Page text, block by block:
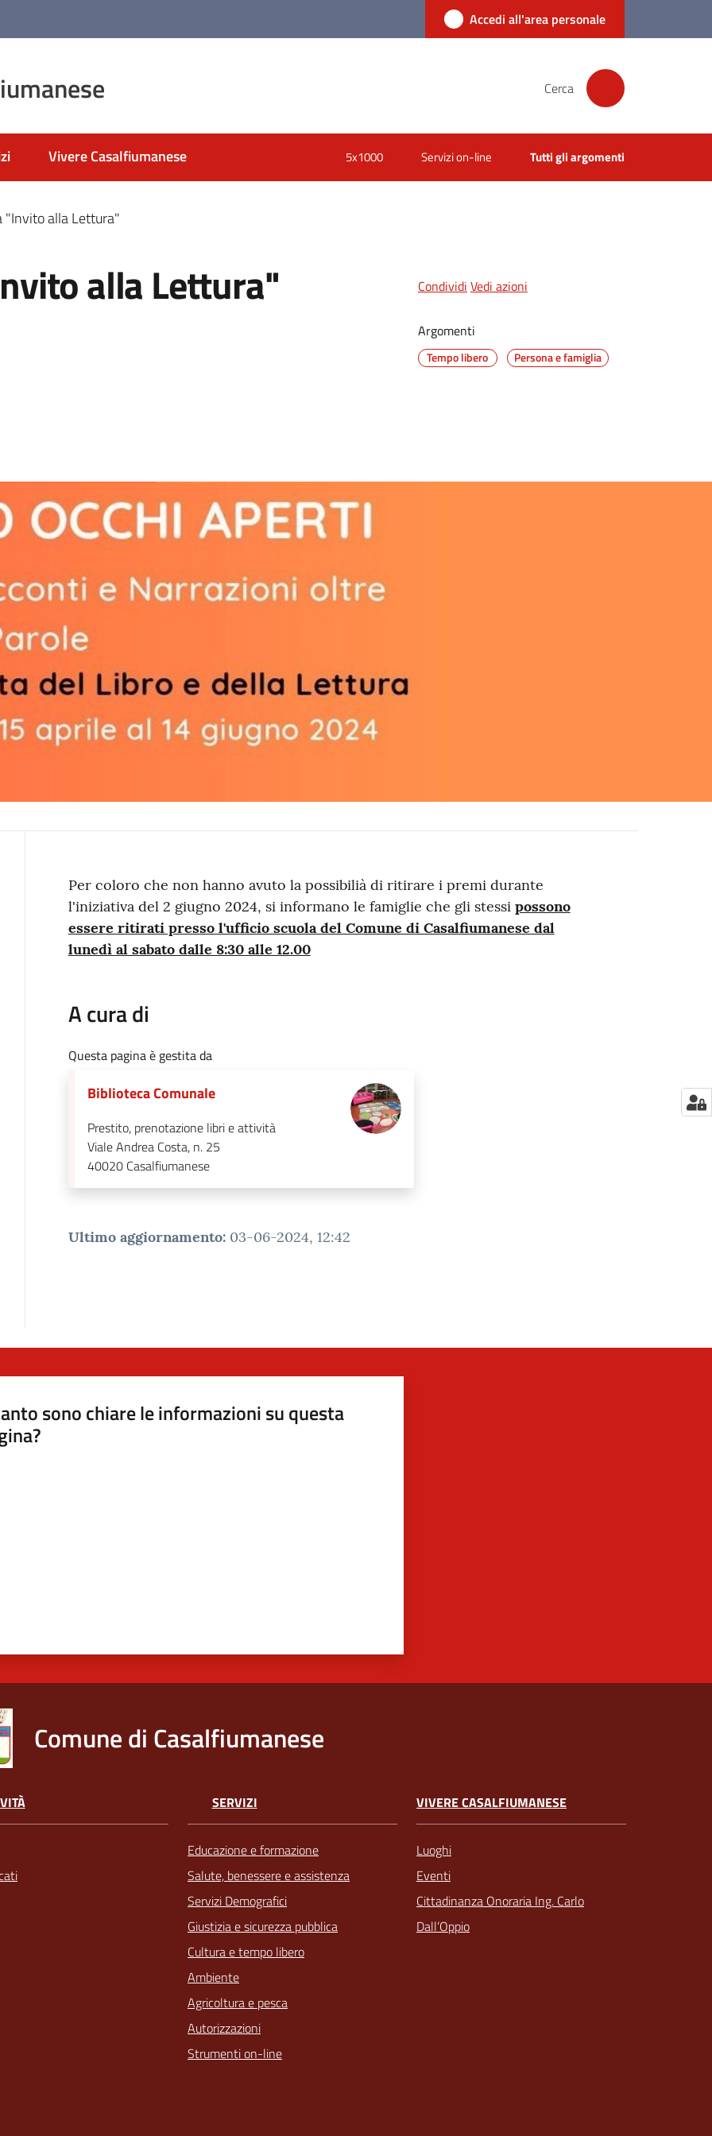
Accedi all'area personale
Cerca
Vivere Casalfiumanese 5x1000 Servizi on-line Tutti gli argomenti
alla Lettura"
alla Lettura" Condividi Vedi azioni
Argomenti
Tempo libero Persona e famiglia
Contenuto
Per coloro che non hanno avuto la possibilià di ritirare i premi durante
l'iniziativa del 2 giugno 2024, si informano le famiglie che gli stessi possono
essere ritirati presso l'ufficio scuola del Comune di Casalfiumanese dal
lunedì al sabato dalle 8:30 alle 12.00
A cura di
Questa pagina è gestita da
Biblioteca Comunale
Prestito, prenotazione libri e attività
Viale Andrea Costa, n. 25
40020 Casalfiumanese
Ultimo aggiornamento: 03-06-2024, 12:42
sono chiare le informazioni su questa
Comune di Casalfiumanese
SERVIZI
Educazione e formazione
Salute, benessere e assistenza
Servizi Demografici
Giustizia e sicurezza pubblica
Cultura e tempo libero
Ambiente
Agricoltura e pesca
Autorizzazioni
Strumenti on-line
VIVERE CASALFIUMANESE
Luoghi
Eventi
Cittadinanza Onoraria Ing. Carlo
Dall’Oppio